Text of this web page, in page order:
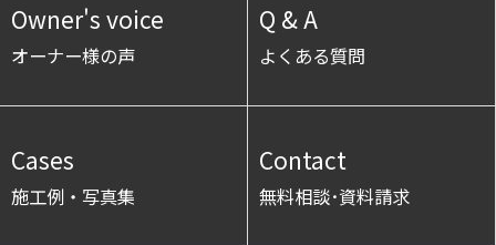
Owner's voice
オーナー様の声
Q & A
よくある質問
Cases
施工例・写真集
Contact
無料相談･資料請求